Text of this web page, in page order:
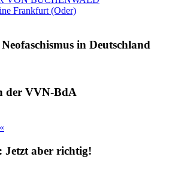
Frankfurt (Oder)
in Deutschland
der VVN-BdA
Jetzt aber richtig!